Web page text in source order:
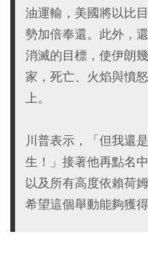
油運輸，美國將以比
勢加倍奉還。此外，
消滅的目標，使伊朗
家，死亡、火焰與憤
上。
川普表示，「但我還
生！」接著他再點名
以及所有高度依賴荷
希望這個舉動能夠獲